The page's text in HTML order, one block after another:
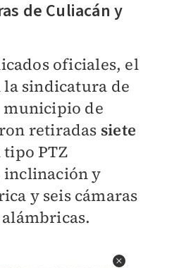
de Culiacán​ y
oficiales, el
la sindicatura de
municipio de
retiradas siete
tipo PTZ
inclinación y
y seis cámaras